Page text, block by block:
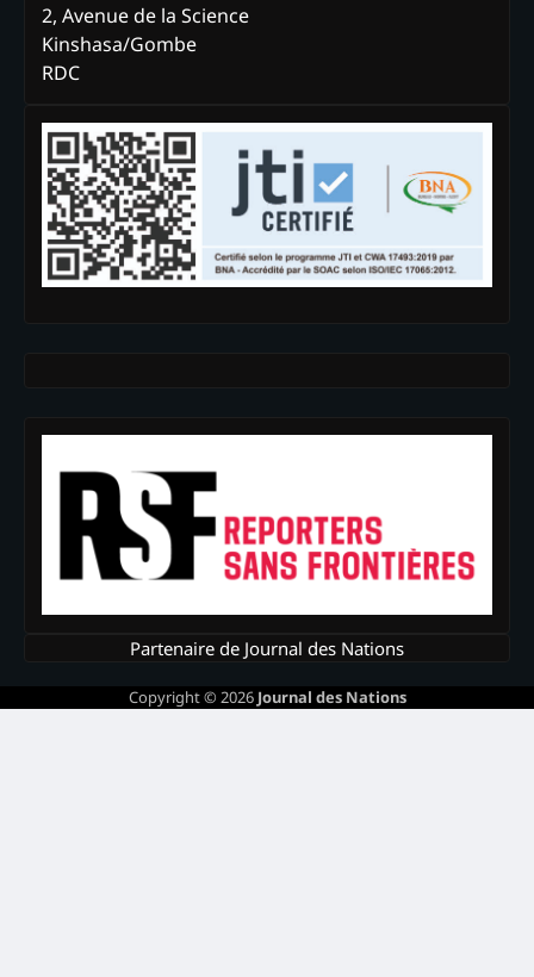
2, Avenue de la Science
Kinshasa/Gombe
RDC
Partenaire de Journal des Nations
Copyright © 2026 Journal des Nations